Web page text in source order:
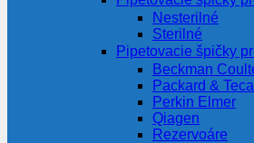
Nesterilné
Sterilné
Pipetovacie špičky
Beckman
Packard &
Perkin Elmer
Qiagen
Rezervoáre